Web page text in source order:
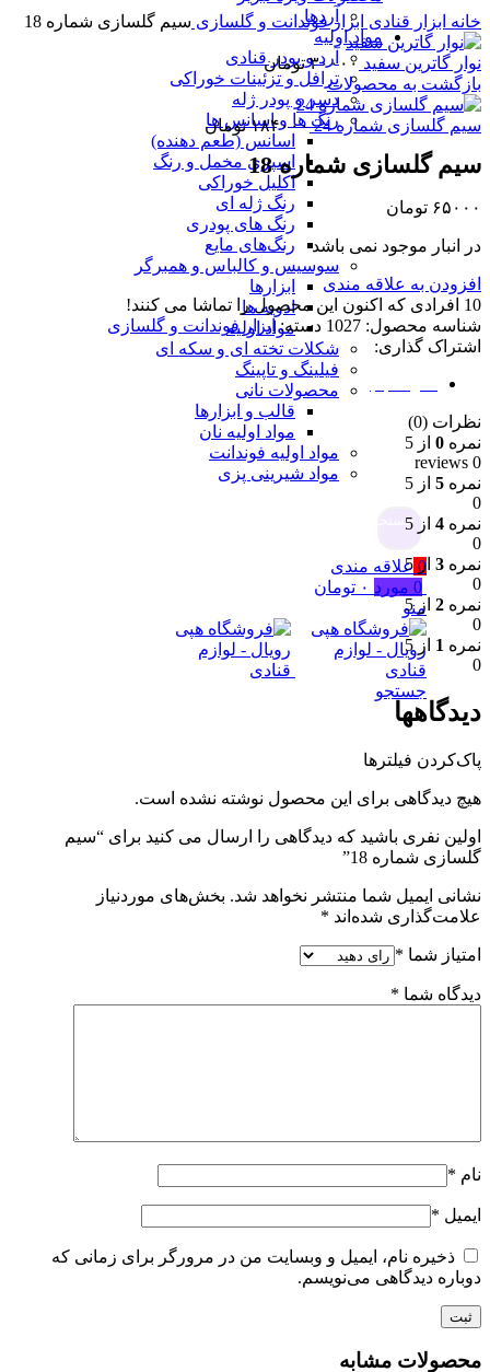
آردها
مواد اولیه
آرد و پودر قنادی
ترافل و تزئینات خوراکی
دسر و پودر ژله
رنگ ها و اسانس ها
اسانس (طعم دهنده)
اسپری مخمل و رنگ
اکلیل خوراکی
رنگ ژله ای
رنگ های پودری
رنگ‌های مایع
سوسیس و کالباس و همبرگر
ابزارها
ادویه ها
مواد اولیه
شکلات تخته ای و سکه ای
فیلینگ و تاپینگ
محصولات نانی
قالب و ابزارها
مواد اولیه نان
مواد اولیه فوندانت
مواد شیرینی پزی
جستجو
0 علاقه مندی
0 مورد ۰ تومان
منو
جستجو
خانه ابزار قنادی ابزار فوندانت و گلسازی سیم گلسازی شماره 18
نوار گاترین سفید ۳۰۰۰۰ تومان
بازگشت به محصولات
سیم گلسازی شماره 24 ۱۸۴۰۰۰ تومان
سیم گلسازی شماره 18
۶۵۰۰۰ تومان
در انبار موجود نمی باشد
افزودن به علاقه مندی
10 افرادی که اکنون این محصول را تماشا می کنند!
شناسه محصول: 1027 دسته: ابزار فوندانت و گلسازی
اشتراک گذاری:
نظرات (0)
نمره 0 از 5
0 reviews
نمره 5 از 5
0
نمره 4 از 5
0
نمره 3 از 5
0
نمره 2 از 5
0
نمره 1 از 5
0
دیدگاهها
پاک‌کردن فیلترها
هیچ دیدگاهی برای این محصول نوشته نشده است.
اولین نفری باشید که دیدگاهی را ارسال می کنید برای “سیم
گلسازی شماره 18”
نشانی ایمیل شما منتشر نخواهد شد. بخش‌های موردنیاز
علامت‌گذاری شده‌اند *
امتیاز شما *
دیدگاه شما *
نام *
ایمیل *
ذخیره نام، ایمیل و وبسایت من در مرورگر برای زمانی که
دوباره دیدگاهی می‌نویسم.
محصولات مشابه